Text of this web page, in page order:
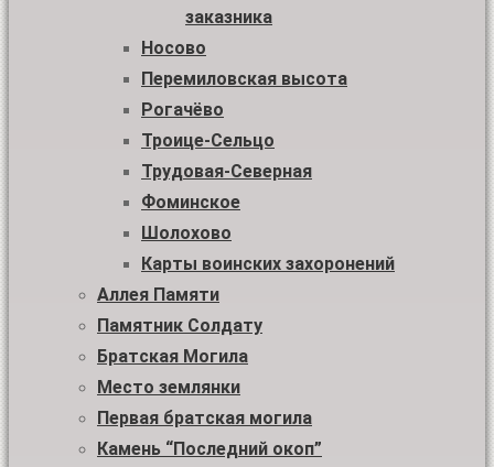
заказника
Носово
Перемиловская высота
Рогачёво
Троице-Сельцо
Трудовая-Северная
Фоминское
Шолохово
Карты воинских захоронений
Аллея Памяти
Памятник Солдату
Братская Могила
Место землянки
Первая братская могила
Камень “Последний окоп”